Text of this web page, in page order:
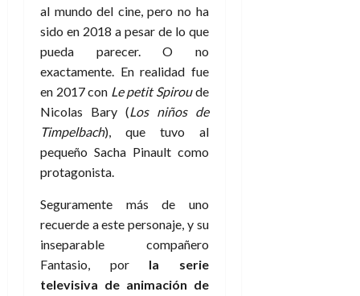
al mundo del cine, pero no ha
sido en 2018 a pesar de lo que
pueda parecer. O no
exactamente. En realidad fue
en 2017 con Le petit Spiroude
Nicolas Bary (Los niños de
Timpelbach), que tuvo al
pequeño Sacha Pinault como
protagonista.
Seguramente más de uno
recuerde a este personaje, y su
inseparable compañero
Fantasio, por la serie
televisiva de animación de